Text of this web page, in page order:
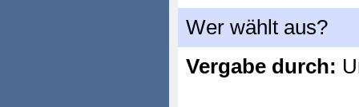
Wer wählt aus?
Vergabe durch: